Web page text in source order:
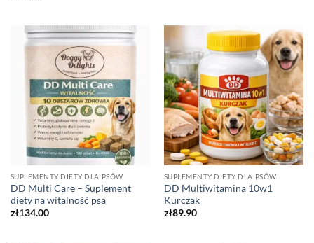
SUPLEMENTY DIETY DLA PSÓW
DD Multi Care – Suplement
diety na witalność psa
zł134.00
SUPLEMENTY DIETY DLA PSÓW
DD Multiwitamina 10w1
Kurczak
zł89.90